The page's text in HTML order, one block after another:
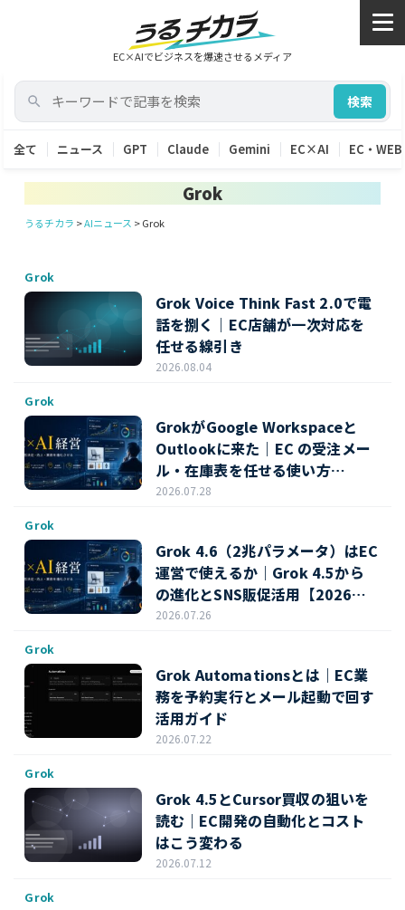
EC×AIでビジネスを爆速させるメディア
検索
全て ニュース GPT Claude Gemini EC×AI EC・WEB
Grok
うるチカラ >AIニュース >Grok
Grok
2026.08.04
Grok Voice Think Fast 2.0で電
話を捌く｜EC店舗が一次対応を
任せる線引き
Grok
2026.07.28
GrokがGoogle Workspaceと
Outlookに来た｜EC の受注メー
ル・在庫表を任せる使い方
【2026年7月】
Grok
2026.07.26
Grok 4.6（2兆パラメータ）はEC
運営で使えるか｜Grok 4.5から
の進化とSNS販促活用【2026年7
月】
Grok
2026.07.22
Grok Automationsとは｜EC業
務を予約実行とメール起動で回す
活用ガイド
Grok
2026.07.12
Grok 4.5とCursor買収の狙いを
読む｜EC開発の自動化とコスト
はこう変わる
Grok